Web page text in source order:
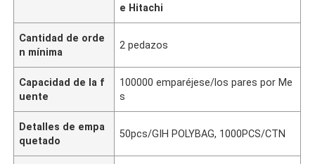
e Hitachi
Cantidad de orde
n mínima
2 pedazos
Capacidad de la f
uente
100000 emparéjese/los pares por Me
s
Detalles de empa
quetado
50pcs/GIH POLYBAG, 1000PCS/CTN